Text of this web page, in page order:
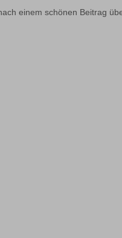
einem schönen Beitrag